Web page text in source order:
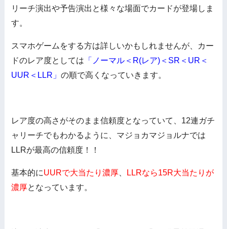
リーチ演出や予告演出と様々な場面でカードが登場しま
す。
スマホゲームをする方は詳しいかもしれませんが、カー
ドのレア度としては 「ノーマル＜R(レア)＜SR＜UR＜
UUR＜LLR」の順で高くなっていきます。
レア度の高さがそのまま信頼度となっていて、12連ガチ
ャリーチでもわかるように、マジョカマジョルナでは
LLRが最高の信頼度！！
基本的にUURで大当たり濃厚、 LLRなら15R大当たりが
濃厚となっています。